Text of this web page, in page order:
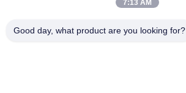
Über Uns
7:13 AM
Good day, what product are you looking for?